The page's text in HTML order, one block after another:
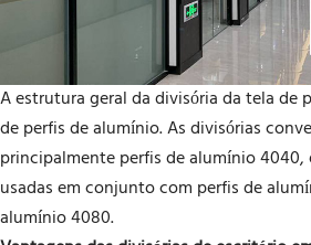
A estrutura geral da divisória da tela de
de perfis de alumínio. As divisórias
principalmente perfis de alumínio 4040,
usadas em conjunto com perfis de
alumínio 4080.